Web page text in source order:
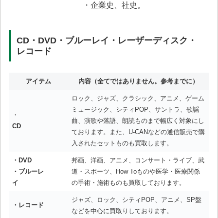
・企業史、社史。
CD・DVD・ブルーレイ・レーザーディスク・
レコード
アイテム 内容 （全てではありません。参考までに）
・
CD
ロック、ジャズ、クラシック、アニメ、ゲーム
ミュージック、シティPOP、サントラ、歌謡
曲、演歌や落語、朗読ものまで幅広く対象にし
ております。また、U-CANなどの通信販売で購
入されたセットものも買取します。
・DVD
・ブルーレ
イ
邦画、洋画、アニメ、コンサート・ライブ、武
道・スポーツ、How Toものや医学・医療関係
の手術・施術ものも買取しております。
・レコード
ジャズ、ロック、シティPOP、アニメ、SP盤
などを中心に買取りしております。